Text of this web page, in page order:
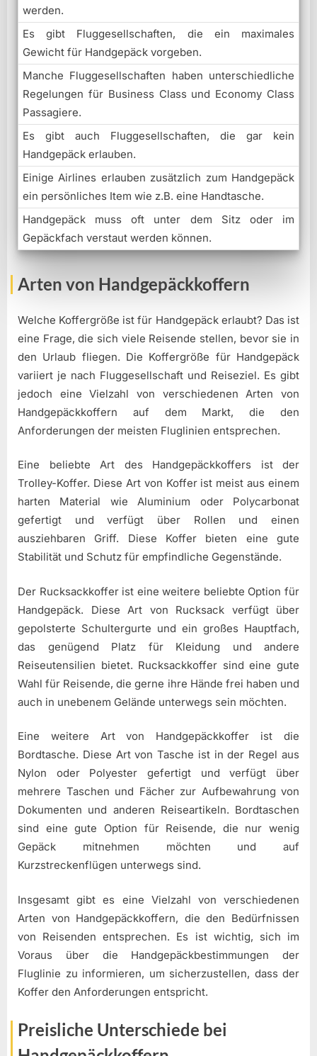
werden.
Es gibt Fluggesellschaften, die ein maximales
Gewicht für Handgepäck vorgeben.
Manche Fluggesellschaften haben unterschiedliche
Regelungen für Business Class und Economy Class
Passagiere.
Es gibt auch Fluggesellschaften, die gar kein
Handgepäck erlauben.
Einige Airlines erlauben zusätzlich zum Handgepäck
ein persönliches Item wie z.B. eine Handtasche.
Handgepäck muss oft unter dem Sitz oder im
Gepäckfach verstaut werden können.
Arten von Handgepäckkoffern
Welche Koffergröße ist für Handgepäck erlaubt? Das ist
eine Frage, die sich viele Reisende stellen, bevor sie in
den Urlaub fliegen. Die Koffergröße für Handgepäck
variiert je nach Fluggesellschaft und Reiseziel. Es gibt
jedoch eine Vielzahl von verschiedenen Arten von
Handgepäckkoffern auf dem Markt, die den
Anforderungen der meisten Fluglinien entsprechen.
Eine beliebte Art des Handgepäckkoffers ist der
Trolley-Koffer. Diese Art von Koffer ist meist aus einem
harten Material wie Aluminium oder Polycarbonat
gefertigt und verfügt über Rollen und einen
ausziehbaren Griff. Diese Koffer bieten eine gute
Stabilität und Schutz für empfindliche Gegenstände.
Der Rucksackkoffer ist eine weitere beliebte Option für
Handgepäck. Diese Art von Rucksack verfügt über
gepolsterte Schultergurte und ein großes Hauptfach,
das genügend Platz für Kleidung und andere
Reiseutensilien bietet. Rucksackkoffer sind eine gute
Wahl für Reisende, die gerne ihre Hände frei haben und
auch in unebenem Gelände unterwegs sein möchten.
Eine weitere Art von Handgepäckkoffer ist die
Bordtasche. Diese Art von Tasche ist in der Regel aus
Nylon oder Polyester gefertigt und verfügt über
mehrere Taschen und Fächer zur Aufbewahrung von
Dokumenten und anderen Reiseartikeln. Bordtaschen
sind eine gute Option für Reisende, die nur wenig
Gepäck mitnehmen möchten und auf
Kurzstreckenflügen unterwegs sind.
Insgesamt gibt es eine Vielzahl von verschiedenen
Arten von Handgepäckkoffern, die den Bedürfnissen
von Reisenden entsprechen. Es ist wichtig, sich im
Voraus über die Handgepäckbestimmungen der
Fluglinie zu informieren, um sicherzustellen, dass der
Koffer den Anforderungen entspricht.
Preisliche Unterschiede bei